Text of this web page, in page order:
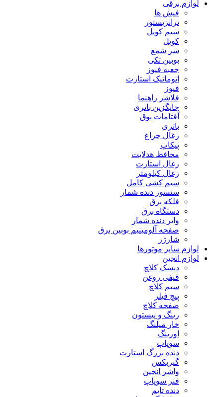
لوازم برقی
فیش ها
ترانزیستور
سیم کویل
کویل
سر شمع
بوبین تکی
جعبه فیوز
اتوماتیک استارت
فیوز
فلاشر راهنما
جایگزین باتری
آفتامات بوق
باتری
زغال چراغ
پیکاپ
محافظ هدلایت
زغال استارت
زغال کیلومتر
سیم کشی کامل
سنسور دنده شمار
فلکه برق
دستگاه برق
وایر دنده شمار
صفحه آلومینیم بوبین برق
شارژر
لوازم سایر موتورها
لوازم انجین
دیسک کلاچ
قیفی روغن
سیم کلاچ
پیچ فیلر
صفحه کلاچ
رینگ و پیستون
خار میلنگ
اورینگ
سوپاپ
دنده بزرگ استارت
گیربکس
واشر انجین
فنر سوپاپ
دنده تایم